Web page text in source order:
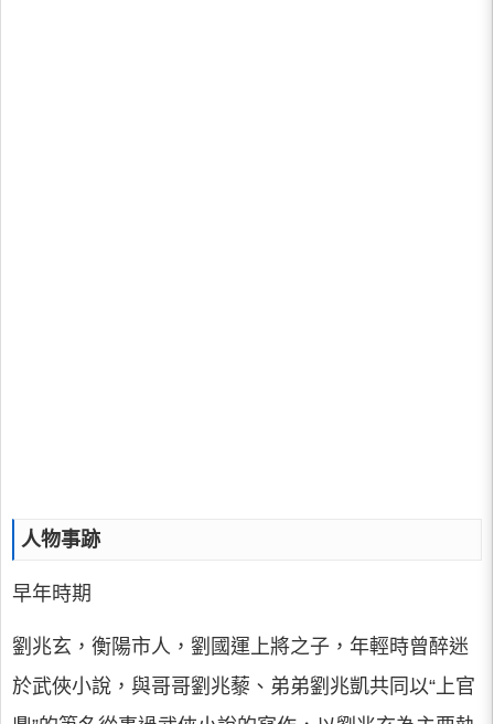
人物事跡
早年時期
劉兆玄，衡陽市人，劉國運上將之子，年輕時曾醉迷
於武俠小說，與哥哥劉兆藜、弟弟劉兆凱共同以“上官